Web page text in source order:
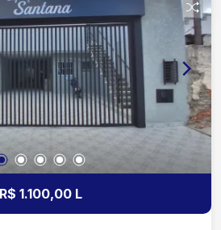
R$ 1.100,00 L